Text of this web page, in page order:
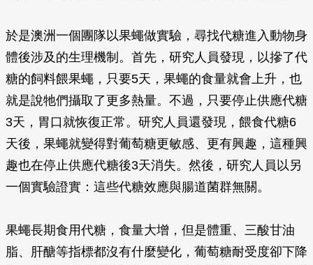
於是澳洲一個團隊以果蠅做實驗，尋找代糖進入動物身
體後涉及的生理機制。首先，研究人員發現，以摻了代
糖的飼料餵果蠅，只要5天，果蠅的食量就會上升，也
就是說牠們攝取了更多熱量。不過，只要停止供應代糖
3天，胃口就恢復正常。研究人員還發現，餵食代糖6
天後，果蠅就變得對葡萄糖更敏感、更有興趣，這種興
趣也在停止供應代糖後3天消失。然後，研究人員以另
一個實驗證實：這些代糖效應與腸道菌群無關。
果蠅長期食用代糖，食量大增，但是體重、三酸甘油
脂、肝醣等指標都沒有什麼變化，葡萄糖耐受度卻下降